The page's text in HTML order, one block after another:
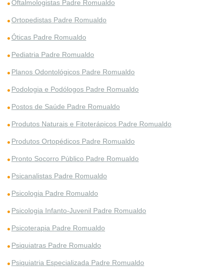
Oftalmologistas Padre Romualdo
Ortopedistas Padre Romualdo
Óticas Padre Romualdo
Pediatria Padre Romualdo
Planos Odontológicos Padre Romualdo
Podologia e Podólogos Padre Romualdo
Postos de Saúde Padre Romualdo
Produtos Naturais e Fitoterápicos Padre Romualdo
Produtos Ortopédicos Padre Romualdo
Pronto Socorro Público Padre Romualdo
Psicanalistas Padre Romualdo
Psicologia Padre Romualdo
Psicologia Infanto-Juvenil Padre Romualdo
Psicoterapia Padre Romualdo
Psiquiatras Padre Romualdo
Psiquiatria Especializada Padre Romualdo